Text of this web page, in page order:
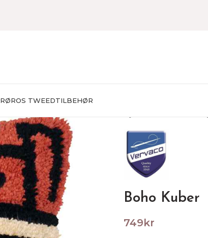
RØROS TWEEDTILBEHØR
Boho Kuber
749kr